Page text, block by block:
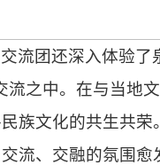
流团还深入体验
流之中。在与当地
族文化的共生共
流、交融的氛围愈